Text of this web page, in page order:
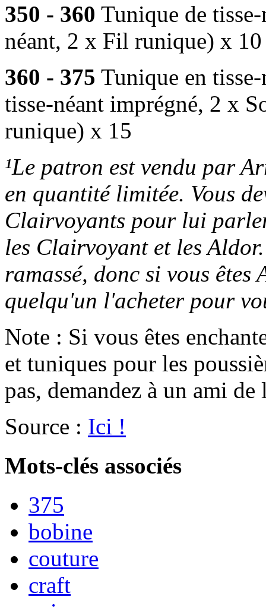
350 - 360 Tunique de
néant, 2 x Fil runique) x 10
360 - 375 Tunique en
tisse-néant imprégné, 2 x
runique) x 15
¹Le patron est vendu par
en quantité limitée. Vous
Clairvoyants pour lui
les Clairvoyant et les
ramassé, donc si vous êtes
quelqu'un l'acheter pour
Note : Si vous êtes
et tuniques pour les
pas, demandez à un ami
Source : Ici !
Mots-clés associés
375
bobine
couture
craft